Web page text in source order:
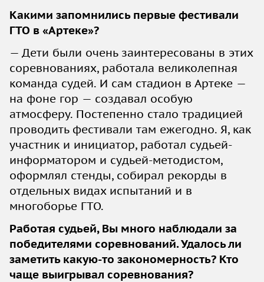
Какими запомнились первые фестивали
ГТО в «Артеке»?
— Дети были очень заинтересованы в этих
соревнованиях, работала великолепная
команда судей. И сам стадион в Артеке —
на фоне гор — создавал особую
атмосферу. Постепенно стало традицией
проводить фестивали там ежегодно. Я, как
участник и инициатор, работал судьей-
информатором и судьей-методистом,
оформлял стенды, собирал рекорды в
отдельных видах испытаний и в
многоборье ГТО.
Работая судьей, Вы много наблюдали за
победителями соревнований. Удалось ли
заметить какую-то закономерность? Кто
чаще выигрывал соревнования?